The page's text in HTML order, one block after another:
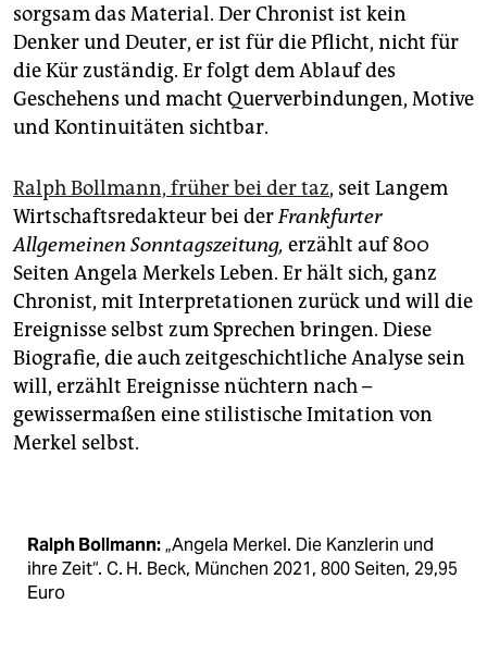
genossenschaft
epaper login
sorgsam das Material. Der Chronist ist kein
Denker und Deuter, er ist für die Pflicht, nicht für
die Kür zuständig. Er folgt dem Ablauf des
Geschehens und macht Querverbindungen, Motive
und Kontinuitäten sichtbar.
Ralph Bollmann, früher bei der taz, seit Langem
Wirtschaftsredakteur bei derFrankfurter
Allgemeinen Sonntagszeitung, erzählt auf 800
Seiten Angela Merkels Leben. Er hält sich, ganz
Chronist, mit Interpretationen zurück und will die
Ereignisse selbst zum Sprechen bringen. Diese
Biografie, die auch zeitgeschichtliche Analyse sein
will, erzählt Ereignisse nüchtern nach –
gewissermaßen eine stilistische Imitation von
Merkel selbst.
Ralph Bollmann:„Angela Merkel. Die Kanzlerin und
ihre Zeit“. C. H. Beck, München 2021, 800 Seiten, 29,95
Euro